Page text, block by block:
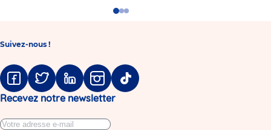
GoGoGo
Suivez-nous !
FacebookTwitter LinkedinInstagramTiktok
Recevez notre newsletter